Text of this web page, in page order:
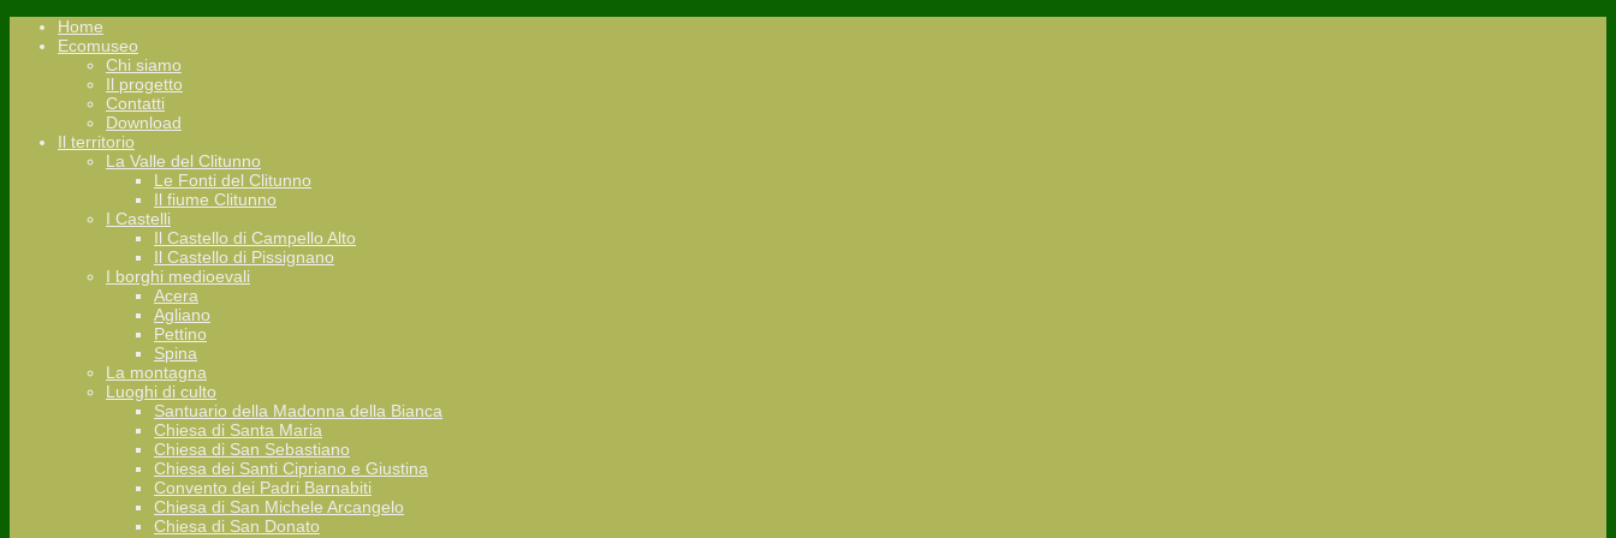
Home
Ecomuseo
Chi siamo
Il progetto
Contatti
Download
Il territorio
La Valle del Clitunno
Le Fonti del Clitunno
Il fiume Clitunno
I Castelli
Il Castello di Campello Alto
Il Castello di Pissignano
I borghi medioevali
Acera
Agliano
Pettino
Spina
La montagna
Luoghi di culto
Santuario della Madonna della Bianca
Chiesa di Santa Maria
Chiesa di San Sebastiano
Chiesa dei Santi Cipriano e Giustina
Convento dei Padri Barnabiti
Chiesa di San Michele Arcangelo
Chiesa di San Donato